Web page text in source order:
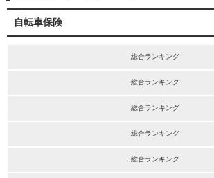
自転車保険
総合ランキング
総合ランキング
総合ランキング
総合ランキング
総合ランキング